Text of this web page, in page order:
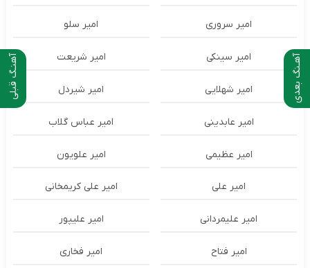
آهنـگ قبلی آهـنگ بعدی
امیر سروری امیر سلو
امیر سینکی امیر شریعت
امیر شهلایی امیر شیردل
امیر عابدینی امیر عباس گلاب
امیر عظیمی امیر علویون
امیر علی امیر علی کریمخانی
امیر علیمردانی امیر علیپور
امیر فتاح امیر فخاری